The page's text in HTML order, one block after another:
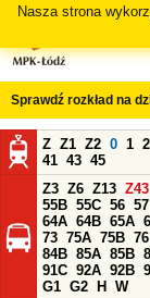
Nasza strona
Sprawdź rozkład na
Z Z1 Z2 0 1 2
41 43 45
Z3 Z6 Z13 Z43
55B 55C 56 57
64A 64B 65A
73 75A 75B 76
84B 85A 85B
91C 92A 92B
G1 G2 H
W